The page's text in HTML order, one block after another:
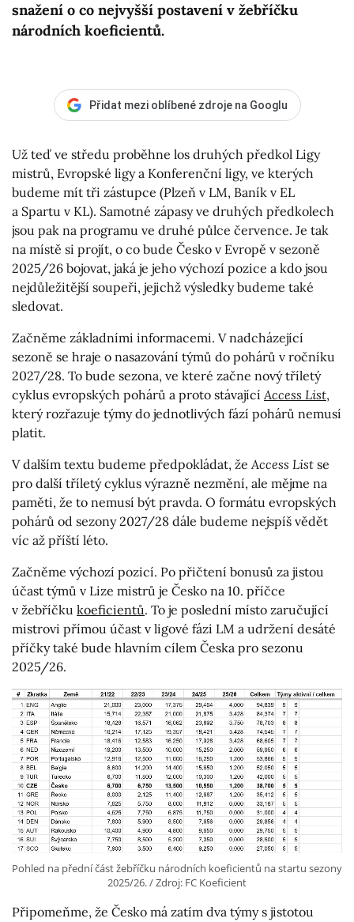
snažení o co nejvyšší postavení v žebříčku
národních koeficientů.
Přidat mezi oblíbené zdroje na Googlu
Už teď ve středu proběhne los druhých předkol Ligy
mistrů, Evropské ligy a Konferenční ligy, ve kterých
budeme mít tři zástupce (Plzeň v LM, Baník v EL
a Spartu v KL). Samotné zápasy ve druhých předkolech
jsou pak na programu ve druhé půlce července. Je tak
na místě si projít, o co bude Česko v Evropě v sezoně
2025/26 bojovat, jaká je jeho výchozí pozice a kdo jsou
nejdůležitější soupeři, jejichž výsledky budeme také
sledovat.
Začněme základními informacemi. V nadcházející
sezoně se hraje o nasazování týmů do pohárů v ročníku
2027/28. To bude sezona, ve které začne nový tříletý
cyklus evropských pohárů a proto stávajícíAccess List,
který rozřazuje týmy do jednotlivých fází pohárů nemusí
platit.
V dalším textu budeme předpokládat, žeAccess List se
pro další tříletý cyklus výrazně nezmění, ale mějme na
paměti, že to nemusí být pravda. O formátu evropských
pohárů od sezony 2027/28 dále budeme nejspíš vědět
víc až příští léto.
Začněme výchozí pozicí. Po přičtení bonusů za jistou
účast týmů v Lize mistrů je Česko na 10. příčce
v žebříčku koeficientů. To je poslední místo zaručující
mistrovi přímou účast v ligové fázi LM a udržení desáté
příčky také bude hlavním cílem Česka pro sezonu
2025/26.
Pohled na přední část žebříčku národních koeficientů na startu sezony
2025/26. / Zdroj: FC Koeficient
Připomeňme, že Česko má zatím dva týmy s jistotou